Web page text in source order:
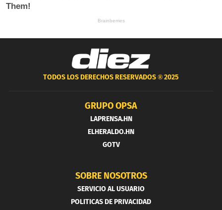
TODOS LOS DERECHOS RESERVADOS ®2025
GRUPO OPSA
LAPRENSA.HN
ELHERALDO.HN
GOTV
SOBRE NOSOTROS
SERVICIO AL USUARIO
POLITICAS DE PRIVACIDAD